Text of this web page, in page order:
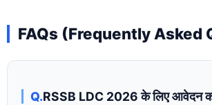
FAQs (Frequently Asked
RSSB LDC 2026 के लिए आवेदन